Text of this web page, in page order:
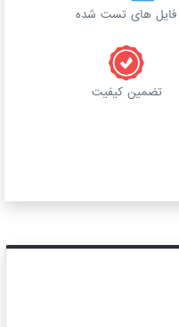
فایل های تست شده
تضمین کیفیت